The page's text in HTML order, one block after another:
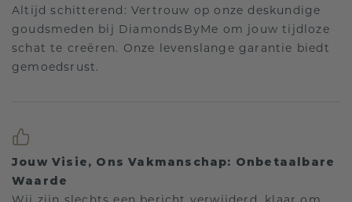
Altijd schitterend: Vertrouw op onze deskundige
goudsmeden bij DiamondsByMe om jouw tijdloze
schat te creëren. Onze levenslange garantie biedt
gemoedsrust.
Jouw Visie, Ons Vakmanschap: Onbetaalbare
Waarde